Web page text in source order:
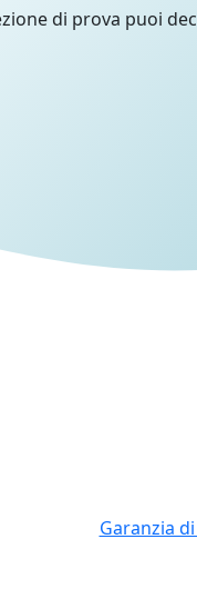
di prova puoi
Garanzia